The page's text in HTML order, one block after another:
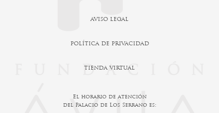
AVISO LEGAL
POLÍTICA DE PRIVACIDAD
TIENDA VIRTUAL
El horario de atención
del Palacio de Los Serrano es: